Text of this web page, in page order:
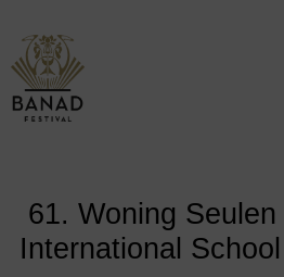
61. Woning
International